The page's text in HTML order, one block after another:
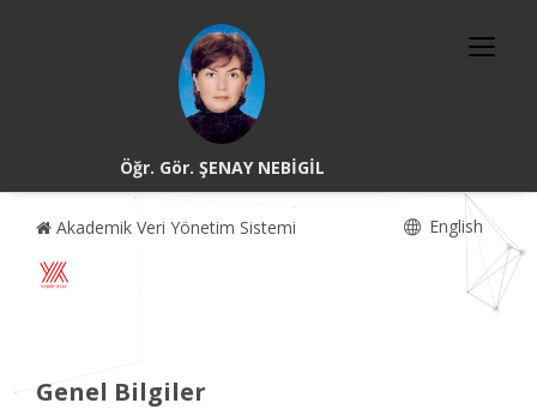
Öğr. Gör. ŞENAY NEBİGİL
Akademik Veri Yönetim Sistemi English
Genel Bilgiler